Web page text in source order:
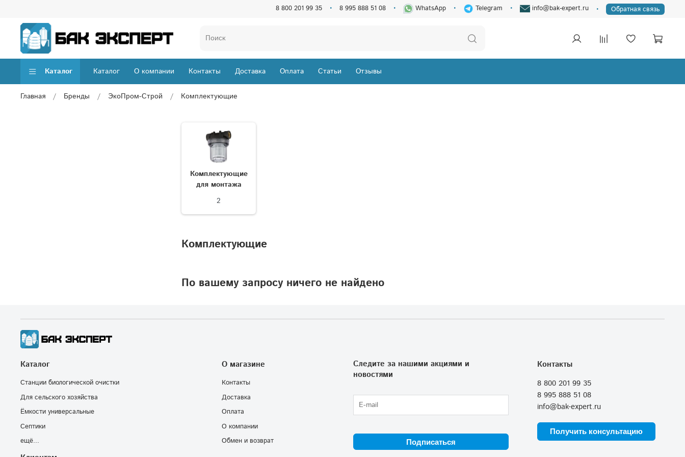
8 800 201 99 35 8 995 888 51 08 WhatsApp Telegram info@bak-expert.ru Обратная связь
Каталог Каталог О компании Контакты Доставка Оплата Статьи Отзывы
Главная Бренды ЭкоПром-Строй Комплектующие
Комплектующие
для монтажа
2
Комплектующие
По вашему запросу ничего не найдено
Каталог
Станции биологической очистки
Для сельского хозяйства
Ёмкости универсальные
Септики
ещё...
О магазине
Контакты
Доставка
Оплата
О компании
Обмен и возврат
Контакты
8 800 201 99 35
8 995 888 51 08
info@bak-expert.ru
Получить консультацию
Следите за нашими акциями и
новостями
Подписаться